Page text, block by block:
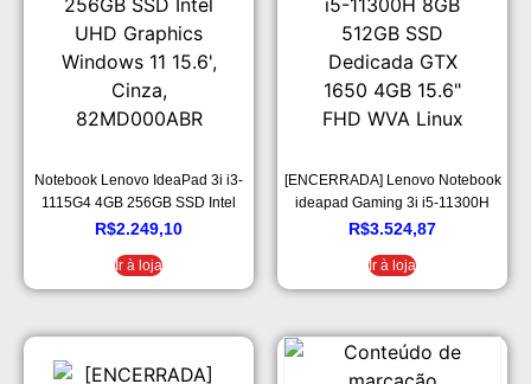
Notebook Lenovo IdeaPad 3i i3-
1115G4 4GB 256GB SSD Intel
UHD Graphics Windows 11 15.6′,
R$2.249,10
Ir à loja
[ENCERRADA] Lenovo Notebook
ideapad Gaming 3i i5-11300H
8GB 512GB SSD Dedicada GTX
R$3.524,87
Ir à loja